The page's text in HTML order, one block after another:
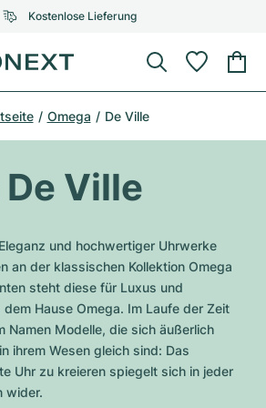
Kostenlose Lieferung
Menü
Omega De Ville
Ville
und hochwertiger Uhrwerke
an der klassischen Kollektion Omega
steht diese für Luxus und
Hause Omega. Im Laufe der Zeit
Namen Modelle, die sich äußerlich
ihrem Wesen gleich sind: Das
Uhr zu kreieren spiegelt sich in jeder
wider.